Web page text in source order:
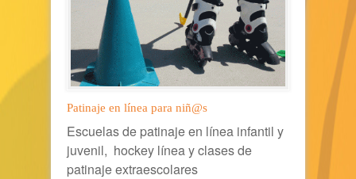
Patinaje en línea para niñ@s
Escuelas de patinaje en línea infantil y
juvenil, hockey línea y clases de
patinaje extraescolares